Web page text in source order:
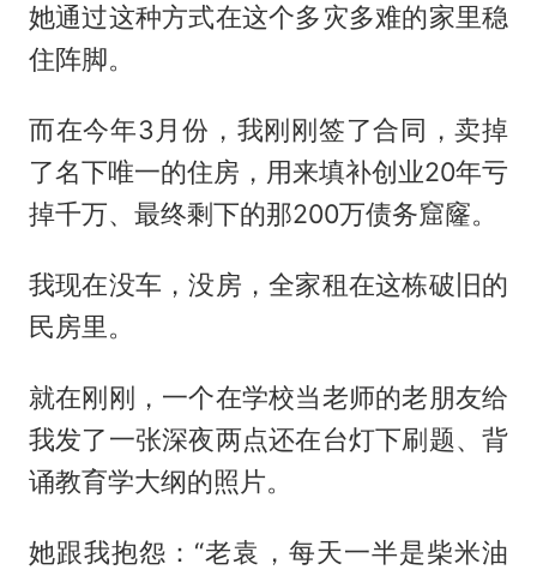
她通过这种方式在这个多灾多难的家里稳
住阵脚。
而在今年3月份，我刚刚签了合同，卖掉
了名下唯一的住房，用来填补创业20年亏
掉千万、最终剩下的那200万债务窟窿。
我现在没车，没房，全家租在这栋破旧的
民房里。
就在刚刚，一个在学校当老师的老朋友给
我发了一张深夜两点还在台灯下刷题、背
诵教育学大纲的照片。
她跟我抱怨：“老袁，每天一半是柴米油